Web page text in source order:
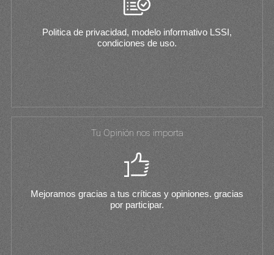
Politica de privacidad, modelo informativo LSSI,
condiciones de uso.
Tu Opinión nos importa
Mejoramos gracias a tus críticas y opiniones. gracias
por participar.